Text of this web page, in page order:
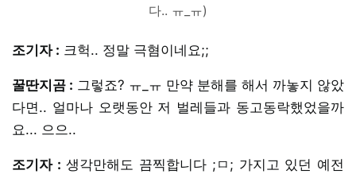
다.. ㅠ_ㅠ)
조기자 : 크헉.. 정말 극혐이네요;;
꿀딴지곰 : 그렇죠? ㅠ_ㅠ 만약 분해를 해서 까놓지 않았
다면.. 얼마나 오랫동안 저 벌레들과 동고동락했었을까
요... 으으..
조기자 : 생각만해도 끔찍합니다 ;ㅁ; 가지고 있던 예전